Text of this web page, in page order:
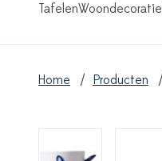
TafelenWoondecoratie
Home Producten